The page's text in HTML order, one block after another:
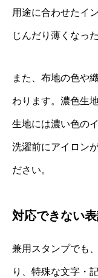
用途に合わせたイ
じんだり薄くなっ
また、布地の色や
わります。濃色生
生地には濃い色の
洗濯前にアイロン
ださい。
対応できない
兼用スタンプでも
り、特殊な文字・